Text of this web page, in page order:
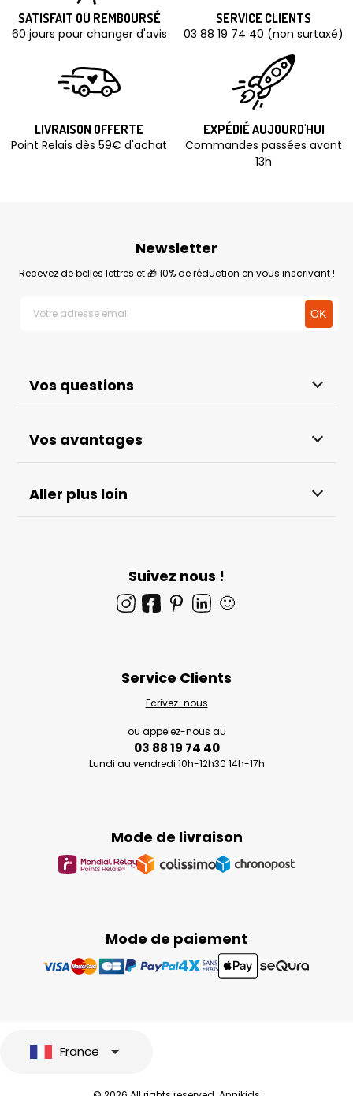
SATISFAIT OU REMBOURSÉ
60 jours pour changer d'avis
SERVICE CLIENTS
03 88 19 74 40 (non surtaxé)
LIVRAISON OFFERTE
Point Relais dès 59€ d'achat
EXPÉDIÉ AUJOURD'HUI
Commandes passées avant
13h
Vos questions
Vos avantages
Aller plus loin
Newsletter
Recevez de belles lettres et 🎁 10% de réduction en vous inscrivant !
Suivez nous !
🙂
Mode de paiement
Mode de livraison
Service Clients
Ecrivez-nous
ou appelez-nous au
03 88 19 74 40
Lundi au vendredi 10h-12h30 14h-17h
France